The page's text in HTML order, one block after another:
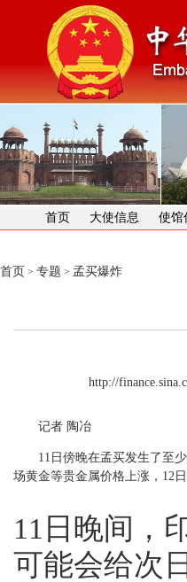
首页 大使信息 使馆
首页 > 专题 > 孟买爆炸
http://
记者 陶冶
11日傍晚在孟买发生了至少
场黄金等贵金属价格上涨，12
11日晚间，
可能会给次